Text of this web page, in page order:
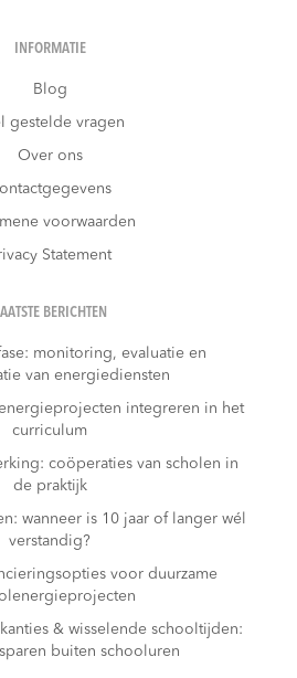
INFORMATIE
Blog
gestelde vragen
Over ons
voorwaarden
Statement
BERICHTEN
monitoring, evaluatie en
van energiediensten
integreren in het
curriculum
coöperaties van scholen in
de praktijk
wanneer is 10 jaar of langer wél
verstandig?
voor duurzame
& wisselende schooltijden:
buiten schooluren